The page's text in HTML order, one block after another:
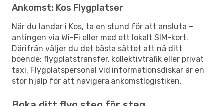
Ankomst: Kos Flygplatser
När du landar i Kos, ta en stund för att ansluta –
antingen via Wi-Fi eller med ett lokalt SIM-kort.
Därifrån väljer du det bästa sättet att nå ditt
boende: flygplatstransfer, kollektivtrafik eller privat
taxi. Flygplatspersonal vid informationsdiskar är en
stor hjälp för att navigera ankomstlogistiken.